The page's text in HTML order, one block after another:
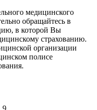
медицинского
обращайтесь в
в которой Вы
страхованию.
организации
полисе
9